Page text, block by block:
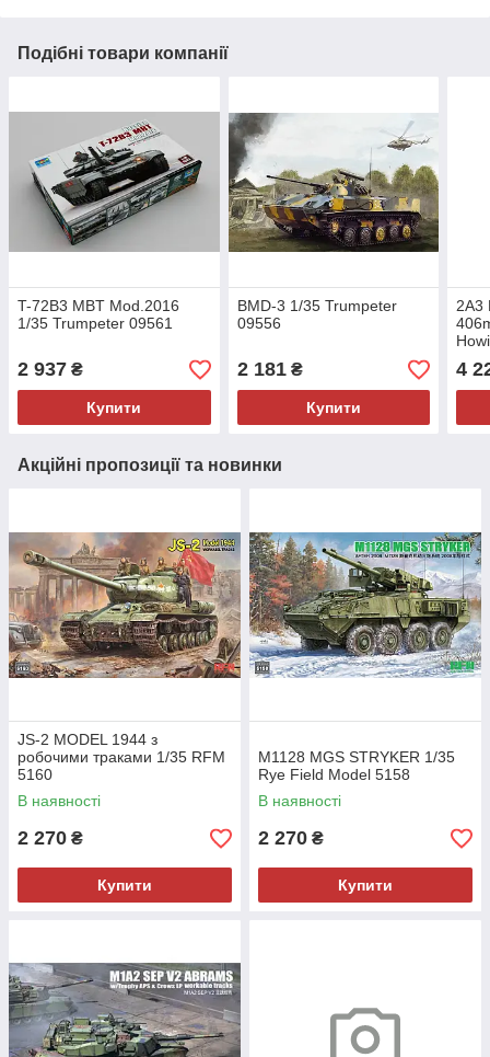
Подібні товари компанії
T-72B3 MBT Mod.2016
1/35 Trumpeter 09561
2 937 ₴
Купити
BMD-3 1/35 Trumpeter
09556
2 181₴
Купити
2A3
4
Акційні пропозиції та новинки
JS-2 MODEL 1944 з
робочими траками 1/35 RFM
5160
В наявності
2 270 ₴
Купити
M1128 MGS STRYKER 1/35
Rye Field Model 5158
В наявності
2 270 ₴
Купити